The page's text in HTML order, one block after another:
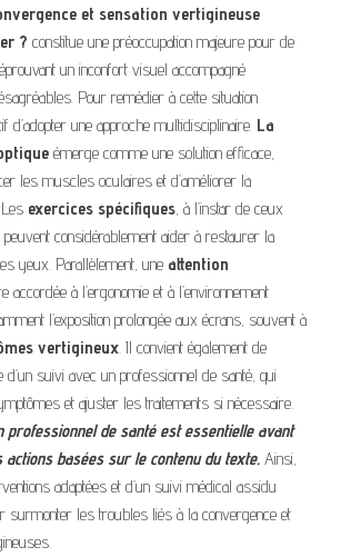
et sensation vertigineuse
? constitue une préoccupation majeure pour de
un inconfort visuel accompagné
Pour remédier à cette situation
d’adopter une approche multidisciplinaire. La
émerge comme une solution efficace,
les muscles oculaires et d’améliorer la
exercices spécifiques, à l’instar de ceux
considérablement aider à restaurer la
yeux. Parallèlement, une attention
accordée à l’ergonomie et à l’environnement
l’exposition prolongée aux écrans, souvent à
vertigineux. Il convient également de
d’un suivi avec un professionnel de santé, qui
et ajuster les traitements si nécessaire.
professionnel de santé est essentielle avant
actions basées sur le contenu du texte. Ainsi,
adaptées et d’un suivi médical assidu
surmonter les troubles liés à la convergence et